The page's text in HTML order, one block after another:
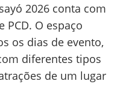
2026 conta com
O espaço
os dias de evento,
diferentes tipos
de um lugar